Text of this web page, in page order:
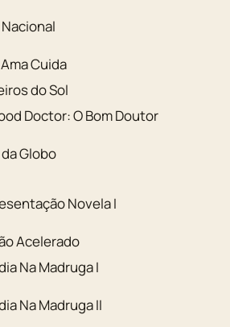
Cuida
do Sol
Doctor: O Bom Doutor
Globo
Novela I
Acelerado
Na Madruga I
Na Madruga II